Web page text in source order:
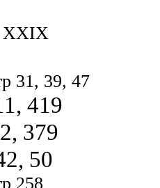
XXIX
31, 39, 47
419
379
50
258